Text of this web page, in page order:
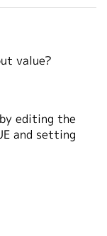
value?
editing the
and setting